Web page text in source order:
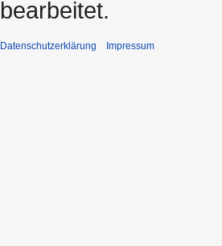
bearbeitet.
Datenschutzerklärung Impressum